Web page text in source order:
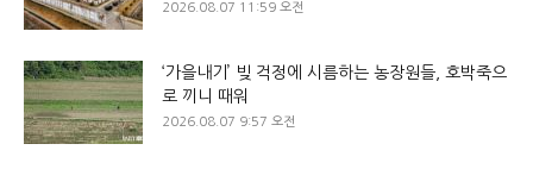
2026.08.07 11:59 오전
‘가을내기’ 빚 걱정에 시름하는 농장원들, 호박죽으
로 끼니 때워
2026.08.07 9:57 오전